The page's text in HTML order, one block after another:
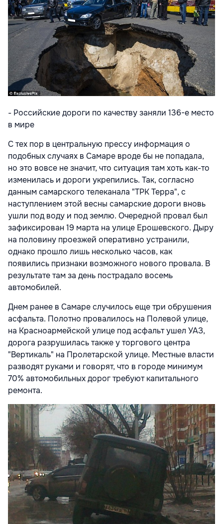
- Российские дороги по качеству заняли 136-е место
в мире
С тех пор в центральную прессу информация о
подобных случаях в Самаре вроде бы не попадала,
но это вовсе не значит, что ситуация там хоть как-то
изменилась и дороги укрепились. Так, согласно
данным самарского телеканала "ТРК Терра", с
наступлением этой весны самарские дороги вновь
ушли под воду и под землю. Очередной провал был
зафиксирован 19 марта на улице Ерошевского. Дыру
на половину проезжей оперативно устранили,
однако прошло лишь несколько часов, как
появились признаки возможного нового провала. В
результате там за день пострадало восемь
автомобилей.
Днем ранее в Самаре случилось еще три обрушения
асфальта. Полотно провалилось на Полевой улице,
на Красноармейской улице под асфальт ушел УАЗ,
дорога разрушилась также у торгового центра
"Вертикаль" на Пролетарской улице. Местные власти
разводят руками и говорят, что в городе минимум
70% автомобильных дорог требуют капитального
ремонта.